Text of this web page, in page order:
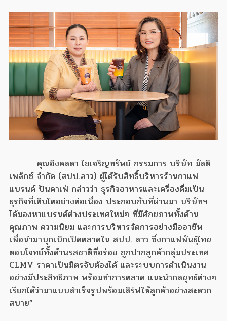
คุณอิงคลดา ไชเจริญทรัพย์ กรรมการ บริษัท มัลติ
เพล็กซ์ จำกัด (สปป.ลาว) ผู้ได้รับสิทธิ์บริหารร้านกาแฟ
แบรนด์ ปันคาเฟ่ กล่าวว่า ธุรกิจอาหารและเครื่องดื่มเป็น
ธุรกิจที่เติบโตอย่างต่อเนื่อง ประกอบกับที่ผ่านมา บริษัทฯ
ได้มองหาแบรนด์ต่างประเทศใหม่ๆ ที่มีศักยภาพทั้งด้าน
คุณภาพ ความนิยม และการบริหารจัดการอย่างมืออาชีพ
เพื่อนำมาบุกเบิกเปิดตลาดใน สปป. ลาว ซึ่งกาแฟพันธุ์ไทย
ตอบโจทย์ทั้งด้านรสชาติที่อร่อย ถูกปากลูกค้ากลุ่มประเทศ
CLMV ราคาเป็นมิตรจับต้องได้ และระบบการดำเนินงาน
อย่างมีประสิทธิภาพ พร้อมทำการตลาด แนะนำกลยุทธ์ต่างๆ
เรียกได้ว่ามาแบบสำเร็จรูปพร้อมเสิร์ฟให้ลูกค้าอย่างสะดวก
สบาย”